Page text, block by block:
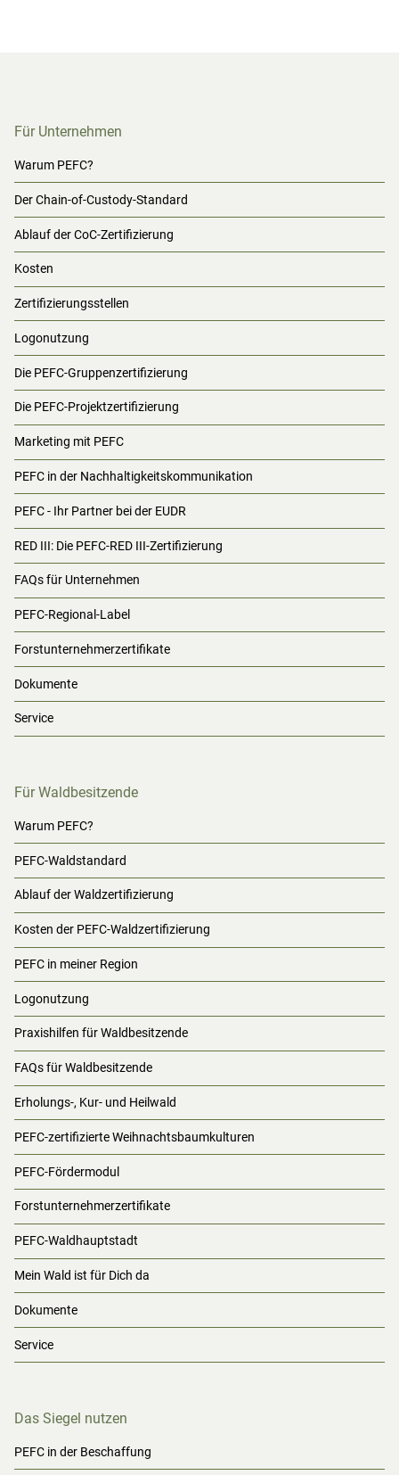
Für Unternehmen
Warum PEFC?
Der Chain-of-Custody-Standard
Ablauf der CoC-Zertifizierung
Kosten
Zertifizierungsstellen
Logonutzung
Die PEFC-Gruppenzertifizierung
Die PEFC-Projektzertifizierung
Marketing mit PEFC
PEFC in der Nachhaltigkeitskommunikation
PEFC - Ihr Partner bei der EUDR
RED III: Die PEFC-RED III-Zertifizierung
FAQs für Unternehmen
PEFC-Regional-Label
Forstunternehmerzertifikate
Dokumente
Service
Für Waldbesitzende
Warum PEFC?
PEFC-Waldstandard
Ablauf der Waldzertifizierung
Kosten der PEFC-Waldzertifizierung
PEFC in meiner Region
Logonutzung
Praxishilfen für Waldbesitzende
FAQs für Waldbesitzende
Erholungs-, Kur- und Heilwald
PEFC-zertifizierte Weihnachtsbaumkulturen
PEFC-Fördermodul
Forstunternehmerzertifikate
PEFC-Waldhauptstadt
Mein Wald ist für Dich da
Dokumente
Service
Das Siegel nutzen
PEFC in der Beschaffung